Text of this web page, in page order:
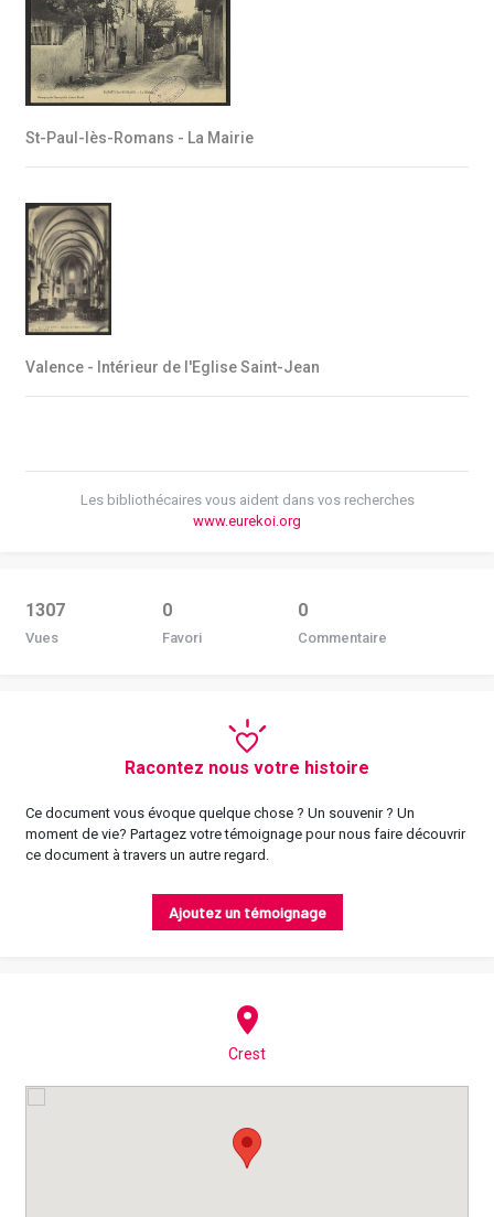
St-Paul-lès-Romans - La Mairie
Valence - Intérieur de l'Eglise Saint-Jean
Les bibliothécaires vous aident dans vos recherches
www.eurekoi.org
1307
Vues
0
Favori
0
Commentaire
Racontez nous votre histoire
Ce document vous évoque quelque chose ? Un souvenir ? Un
moment de vie? Partagez votre témoignage pour nous faire découvrir
ce document à travers un autre regard.
Ajoutez un témoignage
Crest